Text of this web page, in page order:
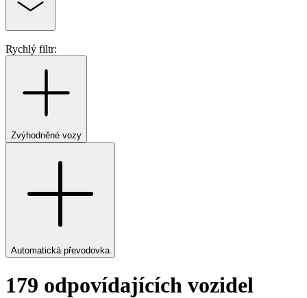
Rychlý filtr:
Zvýhodněné vozy
Automatická převodovka
179 odpovídajících vozidel